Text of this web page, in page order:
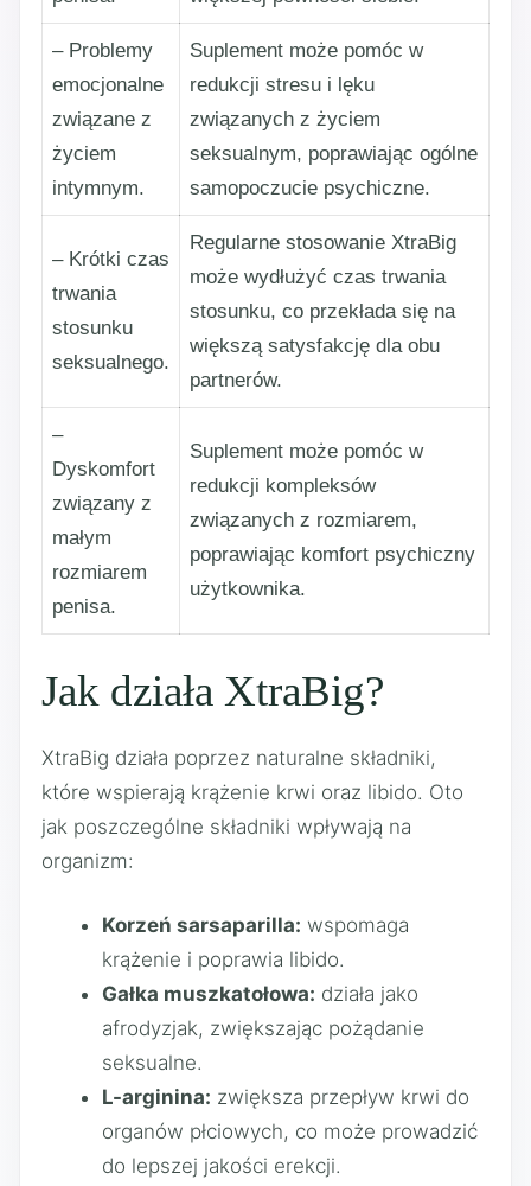
– Problemy
emocjonalne
związane z
życiem
intymnym.
Suplement może pomóc w
redukcji stresu i lęku
związanych z życiem
seksualnym, poprawiając ogólne
samopoczucie psychiczne.
– Krótki czas
trwania
stosunku
seksualnego.
Regularne stosowanie XtraBig
może wydłużyć czas trwania
stosunku, co przekłada się na
większą satysfakcję dla obu
partnerów.
–
Dyskomfort
związany z
małym
rozmiarem
penisa.
Suplement może pomóc w
redukcji kompleksów
związanych z rozmiarem,
poprawiając komfort psychiczny
użytkownika.
Jak działa XtraBig?
XtraBig działa poprzez naturalne składniki,
które wspierają krążenie krwi oraz libido. Oto
jak poszczególne składniki wpływają na
organizm:
Korzeń sarsaparilla: wspomaga
krążenie i poprawia libido.
Gałka muszkatołowa: działa jako
afrodyzjak, zwiększając pożądanie
seksualne.
L-arginina: zwiększa przepływ krwi do
organów płciowych, co może prowadzić
do lepszej jakości erekcji.